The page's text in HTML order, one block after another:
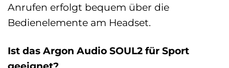
Anrufen erfolgt bequem über die
Bedienelemente am Headset.
Ist das Argon Audio SOUL2 für Sport